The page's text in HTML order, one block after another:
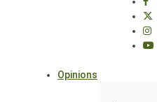
Opinions